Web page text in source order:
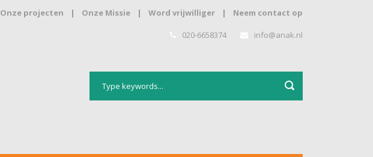
Onze projecten | Onze Missie | Word vrijwilliger | Neem contact op
020-6658374 info@anak.nl